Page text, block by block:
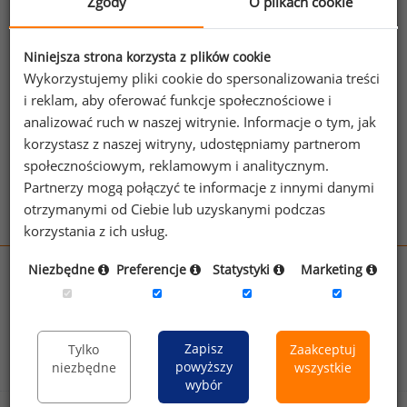
z dużym udziałem kobiet w radach nadzorczych
wyprzedzają konkurencję. Więcej o zagadnieniu
na stronachWall Street Journal.
źródło: Wall Street Journal
Zobacz więcej ciekawostek
wynagrodzenia.pl
sedlak.pl
kfw.sedlak.pl
badania
HR.pl
Niniejsza strona korzysta z plików cookie
Wykorzystujemy pliki cookie do spersonalizowania treści
i reklam, aby oferować funkcje społecznościowe i
analizować ruch w naszej witrynie. Informacje o tym, jak
korzystasz z naszej witryny, udostępniamy partnerom
społecznościowym, reklamowym i analitycznym.
Partnerzy mogą połączyć te informacje z innymi danymi
otrzymanymi od Ciebie lub uzyskanymi podczas
korzystania z ich usług.
Niezbędne Preferencje Statystyki Marketing
Tylko
niezbędne
Zapisz
powyższy
wybór
Zaakceptuj
wszystkie